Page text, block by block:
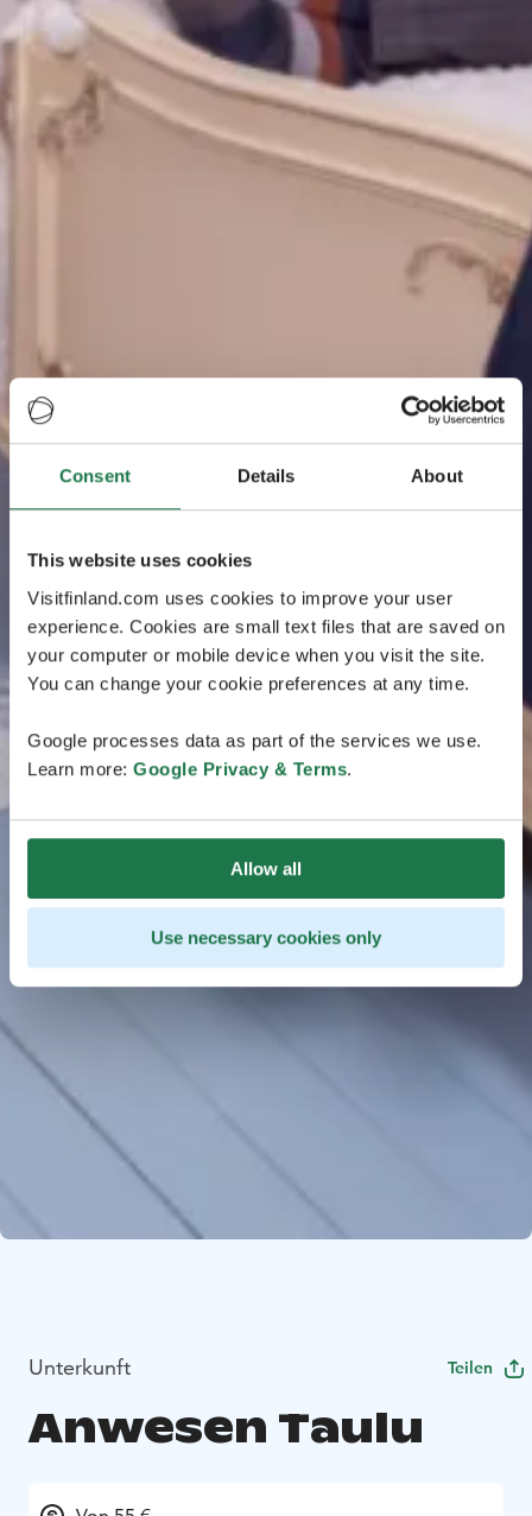
Consent Details About
This website uses cookies
Visitfinland.com uses cookies to improve your user
experience. Cookies are small text files that are saved on
your computer or mobile device when you visit the site.
You can change your cookie preferences at any time.
Google processes data as part of the services we use.
Learn more: Google Privacy & Terms.
Allow all
Use necessary cookies only
Unterkunft Teilen
Anwesen Taulu